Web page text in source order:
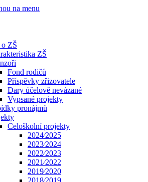
na menu
ZŠ
ZŠ
Fond rodičů
Příspěvky zřizovatele
Dary účelově nevázané
Vypsané projekty
pronájmů
Celoškolní projekty
2024⁄2025
2023⁄2024
2022⁄2023
2021⁄2022
2019⁄2020
2018⁄2019